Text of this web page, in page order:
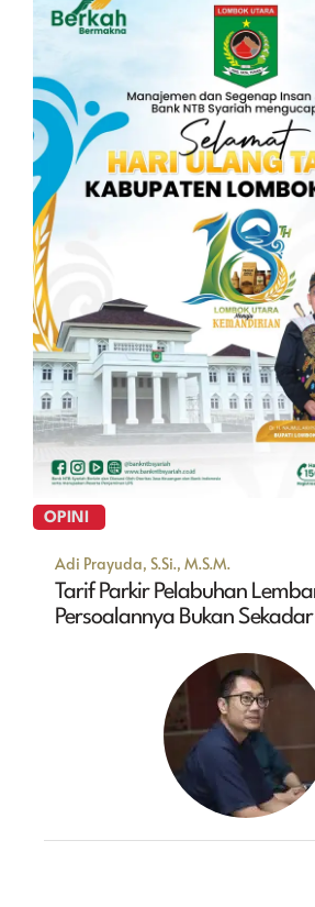
OPINI
Adi Prayuda, S.Si., M.S.M.
Tarif Parkir Pelabuhan
Persoalannya Bukan